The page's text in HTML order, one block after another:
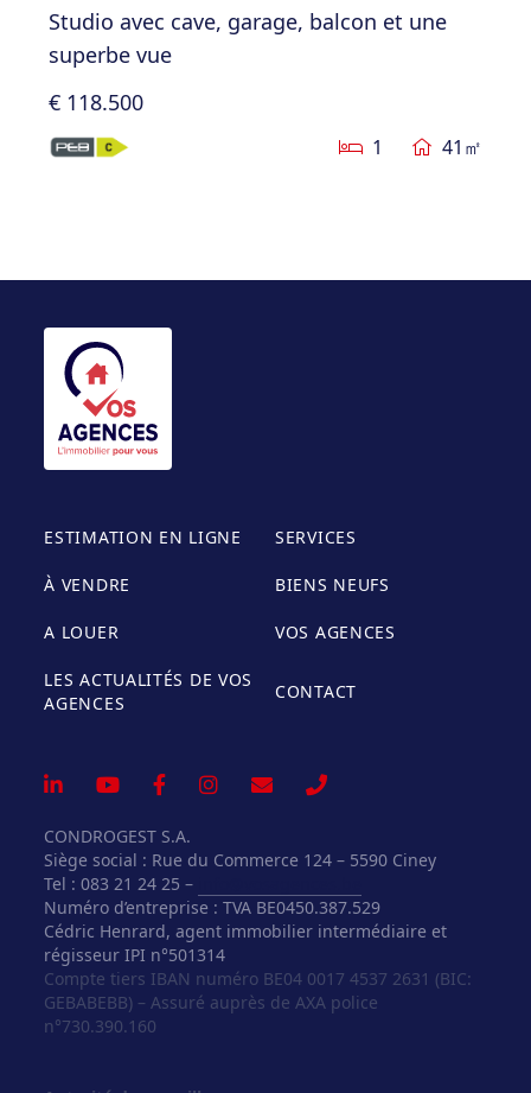
Studio avec cave, garage, balcon et une
superbe vue
€ 118.500
1 41㎡
ESTIMATION EN LIGNE SERVICES
À VENDRE BIENS NEUFS
A LOUER VOS AGENCES
LES ACTUALITÉS DE VOS
AGENCES
CONTACT
CONDROGEST S.A.
Siège social : Rue du Commerce 124 – 5590 Ciney
Tel : 083 21 24 25 –
Numéro d’entreprise : TVA BE0450.387.529
Cédric Henrard, agent immobilier intermédiaire et
régisseur IPI n°501314
Compte tiers IBAN numéro BE04 0017 4537 2631 (BIC:
GEBABEBB) – Assuré auprès de AXA police
n°730.390.160